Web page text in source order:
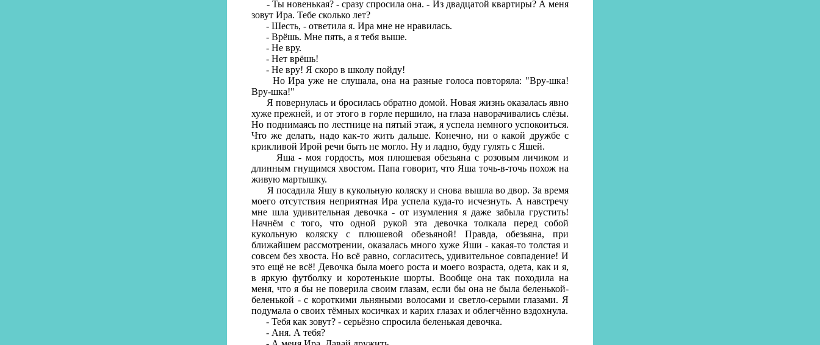
- Ты новенькая? - сразу спросила она. - Из двадцатой квартиры? А меня
зовут Ира. Тебе сколько лет?
- Шесть, - ответила я. Ира мне не нравилась.
- Врёшь. Мне пять, а я тебя выше.
- Не вру.
- Нет врёшь!
- Не вру! Я скоро в школу пойду!
Но Ира уже не слушала, она на разные голоса повторяла: "Вру-шка!
Вру-шка!"
Я повернулась и бросилась обратно домой. Новая жизнь оказалась явно
хуже прежней, и от этого в горле першило, на глаза наворачивались слёзы.
Но поднимаясь по лестнице на пятый этаж, я успела немного успокоиться.
Что же делать, надо как-то жить дальше. Конечно, ни о какой дружбе с
крикливой Ирой речи быть не могло. Ну и ладно, буду гулять с Яшей.
Яша - моя гордость, моя плюшевая обезьяна с розовым личиком и
длинным гнущимся хвостом. Папа говорит, что Яша точь-в-точь похож на
живую мартышку.
Я посадила Яшу в кукольную коляску и снова вышла во двор. За время
моего отсутствия неприятная Ира успела куда-то исчезнуть. А навстречу
мне шла удивительная девочка - от изумления я даже забыла грустить!
Начнём с того, что одной рукой эта девочка толкала перед собой
кукольную коляску с плюшевой обезьяной! Правда, обезьяна, при
ближайшем рассмотрении, оказалась много хуже Яши - какая-то толстая и
совсем без хвоста. Но всё равно, согласитесь, удивительное совпадение! И
это ещё не всё! Девочка была моего роста и моего возраста, одета, как и я,
в яркую футболку и коротенькие шорты. Вообще она так походила на
меня, что я бы не поверила своим глазам, если бы она не была беленькой-
беленькой - с короткими льняными волосами и светло-серыми глазами. Я
подумала о своих тёмных косичках и карих глазах и облегчённо вздохнула.
- Тебя как зовут? - серьёзно спросила беленькая девочка.
- Аня. А тебя?